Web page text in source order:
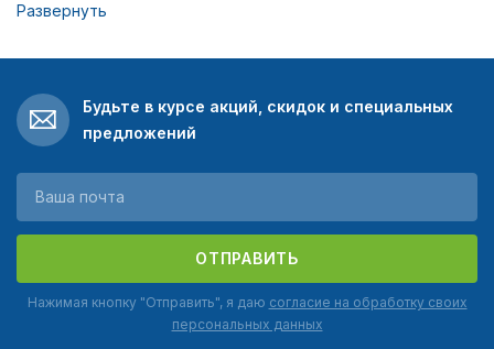
За 175 лет существования организацией руководили
членов: короли Швеции и Норвегии, султан Турции, Руаль
Амундсен, Н. Вавилов, В. Вернадский, В. Даль. РГО
сделало существенный вклад в изучение Урала, Дальнего
основы заповедного дела.
Попечительский совет. Реализован ряд проектов:
Поездка «Кызыл-Курагино».
Развернуть
Будьте в курсе акций, скидок и специальных
предложений
ОТПРАВИТЬ
Нажимая кнопку "Отправить", я даю согласие на обработку своих
персональных данных